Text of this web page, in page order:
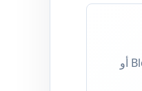
كاتب في وكالة حروف للأنباء. تظهر هنا نبذة الكاتب عند ربطها ببيانات Blogger أو